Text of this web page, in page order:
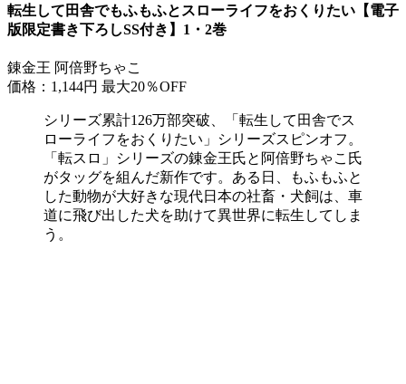
転生して田舎でもふもふとスローライフをおくりたい【電子
版限定書き下ろしSS付き】1・2巻
錬金王 阿倍野ちゃこ
価格：1,144円 最大20％OFF
シリーズ累計126万部突破、「転生して田舎でス
ローライフをおくりたい」シリーズスピンオフ。
「転スロ」シリーズの錬金王氏と阿倍野ちゃこ氏
がタッグを組んだ新作です。ある日、もふもふと
した動物が大好きな現代日本の社畜・犬飼は、車
道に飛び出した犬を助けて異世界に転生してしま
う。